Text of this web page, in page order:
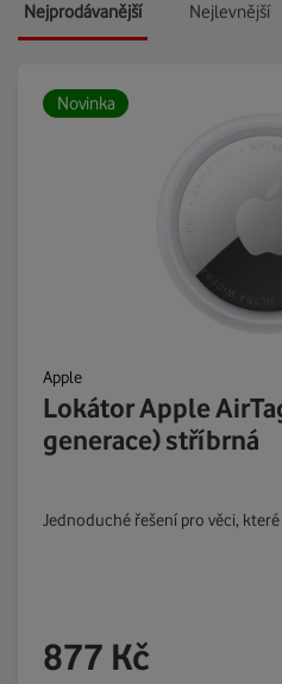
Nejprodávanější Nejlevnější
Novinka
Apple
Lokátor Apple
generace) stříbrná
Jednoduché řešení pro věci,
877 Kč